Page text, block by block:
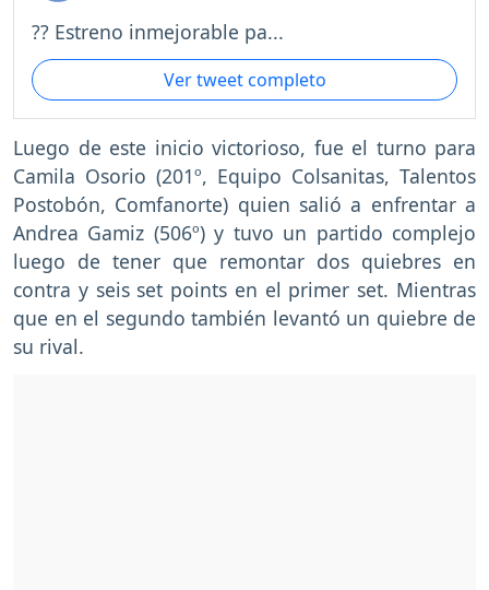
?? Estreno inmejorable pa...
Ver tweet completo
Luego de este inicio victorioso, fue el turno para
Camila Osorio (201º, Equipo Colsanitas, Talentos
Postobón, Comfanorte) quien salió a enfrentar a
Andrea Gamiz (506º) y tuvo un partido complejo
luego de tener que remontar dos quiebres en
contra y seis set points en el primer set. Mientras
que en el segundo también levantó un quiebre de
su rival.